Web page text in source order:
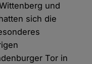
und
sich die
Tor in